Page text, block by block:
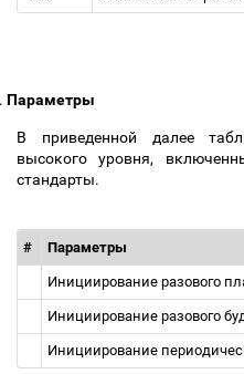
Параметры
В приведенной далее
высокого уровня,
стандарты.
# Параметры
Инициирование разового
Инициирование разового
Инициирование